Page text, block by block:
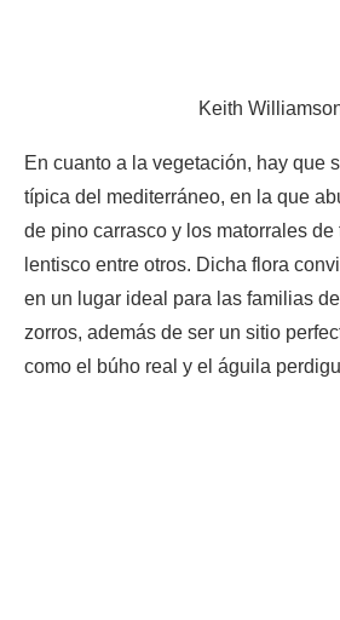
Keith
En cuanto a la vegetación, hay que
típica del mediterráneo, en la que
de pino carrasco y los matorrales de
lentisco entre otros. Dicha flora
en un lugar ideal para las familias
zorros, además de ser un sitio
como el búho real y el águila